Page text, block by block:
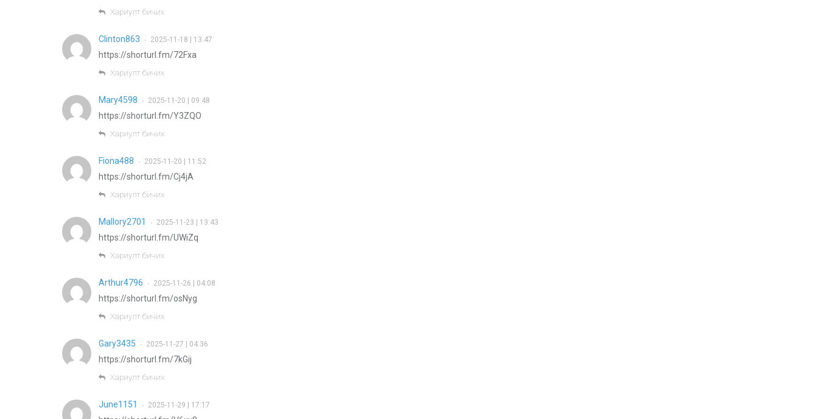
Хариулт бичих
Clinton863 • 2025-11-18 | 13:47
https://shorturl.fm/72Fxa
Хариулт бичих
Mary4598 • 2025-11-20 | 09:48
https://shorturl.fm/Y3ZQO
Хариулт бичих
Fiona488 • 2025-11-20 | 11:52
https://shorturl.fm/Cj4jA
Хариулт бичих
Mallory2701 • 2025-11-23 | 13:43
https://shorturl.fm/UWiZq
Хариулт бичих
Arthur4796 • 2025-11-26 | 04:08
https://shorturl.fm/osNyg
Хариулт бичих
Gary3435 • 2025-11-27 | 04:36
https://shorturl.fm/7kGij
Хариулт бичих
June1151 • 2025-11-29 | 17:17